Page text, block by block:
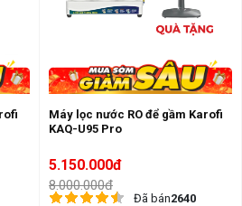
Máy lọc nước RO để gầm Karofi
KAQ-U95 Pro
5.150.000đ
8.000.000đ
Đã bán2640